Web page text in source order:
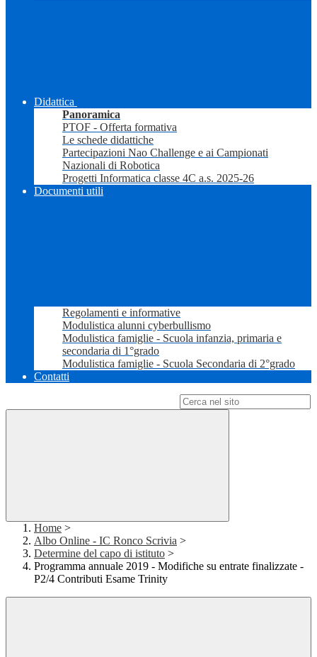
Didattica
Panoramica
PTOF - Offerta formativa
Le schede didattiche
Partecipazioni Nao Challenge e ai Campionati
Nazionali di Robotica
Progetti Informatica classe 4C a.s. 2025-26
Documenti utili
Regolamenti e informative
Modulistica alunni cyberbullismo
Modulistica famiglie - Scuola infanzia, primaria e
secondaria di 1°grado
Modulistica famiglie - Scuola Secondaria di 2°grado
Contatti
Home >
Albo Online - IC Ronco Scrivia >
Determine del capo di istituto >
Programma annuale 2019 - Modifiche su entrate finalizzate -
P2/4 Contributi Esame Trinity